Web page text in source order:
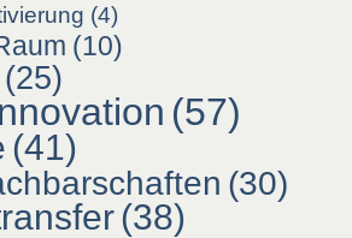
(4)
(10)
(25)
(57)
(41)
(30)
(38)